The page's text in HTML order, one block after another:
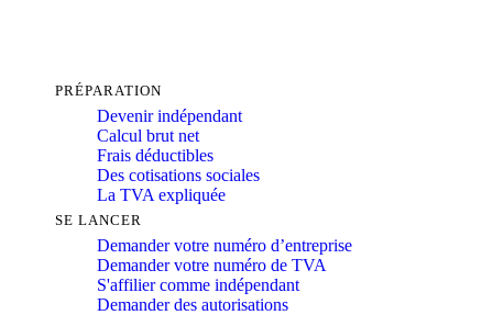
PRÉPARATION
Devenir indépendant
Calcul brut net
Frais déductibles
Des cotisations sociales
La TVA expliquée
SE LANCER
Demander votre numéro d’entreprise
Demander votre numéro de TVA
S'affilier comme indépendant
Demander des autorisations